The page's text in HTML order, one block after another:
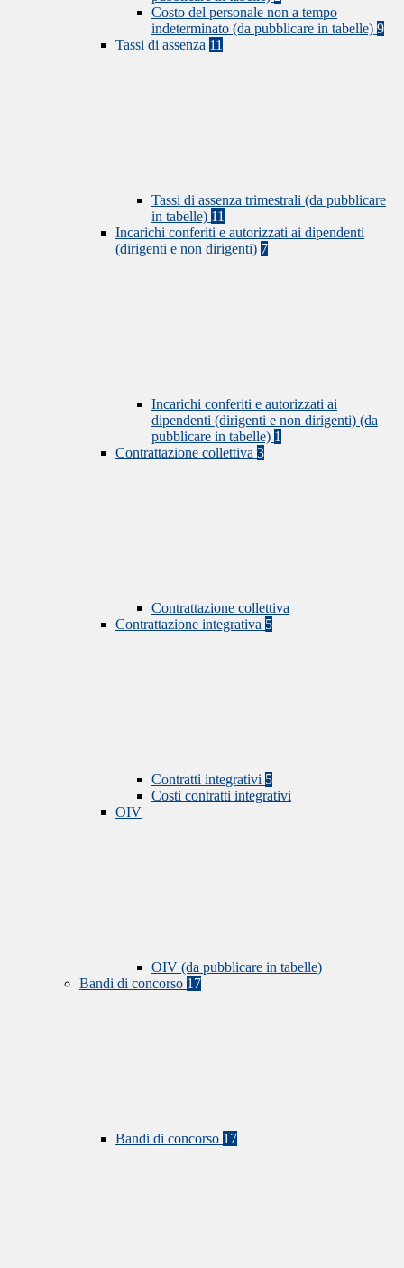
Costo del personale non a tempo
indeterminato (da pubblicare in tabelle) 9
Tassi di assenza 11
Tassi di assenza trimestrali (da pubblicare
in tabelle) 11
Incarichi conferiti e autorizzati ai dipendenti
(dirigenti e non dirigenti) 7
Incarichi conferiti e autorizzati ai
dipendenti (dirigenti e non dirigenti) (da
pubblicare in tabelle) 1
Contrattazione collettiva 3
Contrattazione collettiva
Contrattazione integrativa 5
Contratti integrativi 5
Costi contratti integrativi
OIV
OIV (da pubblicare in tabelle)
Bandi di concorso 17
Bandi di concorso 17